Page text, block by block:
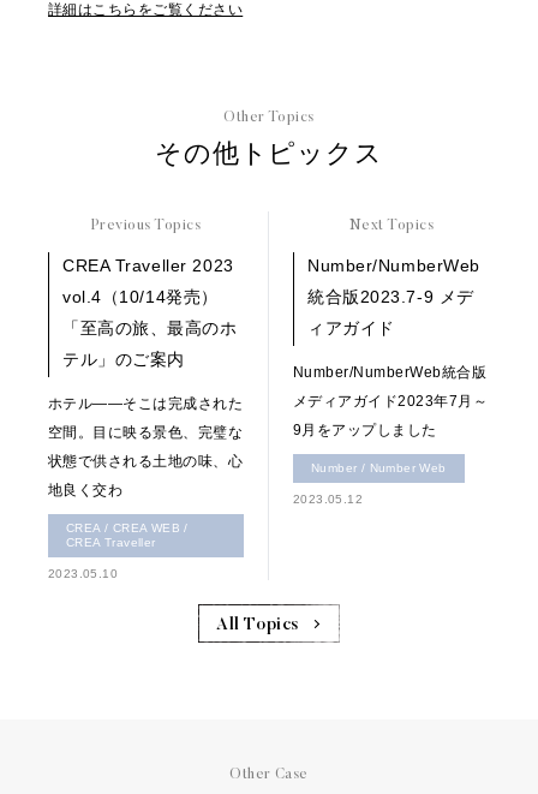
詳細はこちらをご覧ください
Other Topics
その他トピックス
Previous Topics
CREA Traveller 2023
vol.4（10/14発売）
「至高の旅、最高のホ
テル」のご案内
ホテル――そこは完成された
空間。目に映る景色、完璧な
状態で供される土地の味、心
地良く交わ
CREA / CREA WEB /
CREA Traveller
2023.05.10
Next Topics
Number/NumberWeb
統合版2023.7-9 メデ
ィアガイド
Number/NumberWeb統合版
メディアガイド2023年7月～
9月をアップしました
Number / Number Web
2023.05.12
All Topics
Other Case